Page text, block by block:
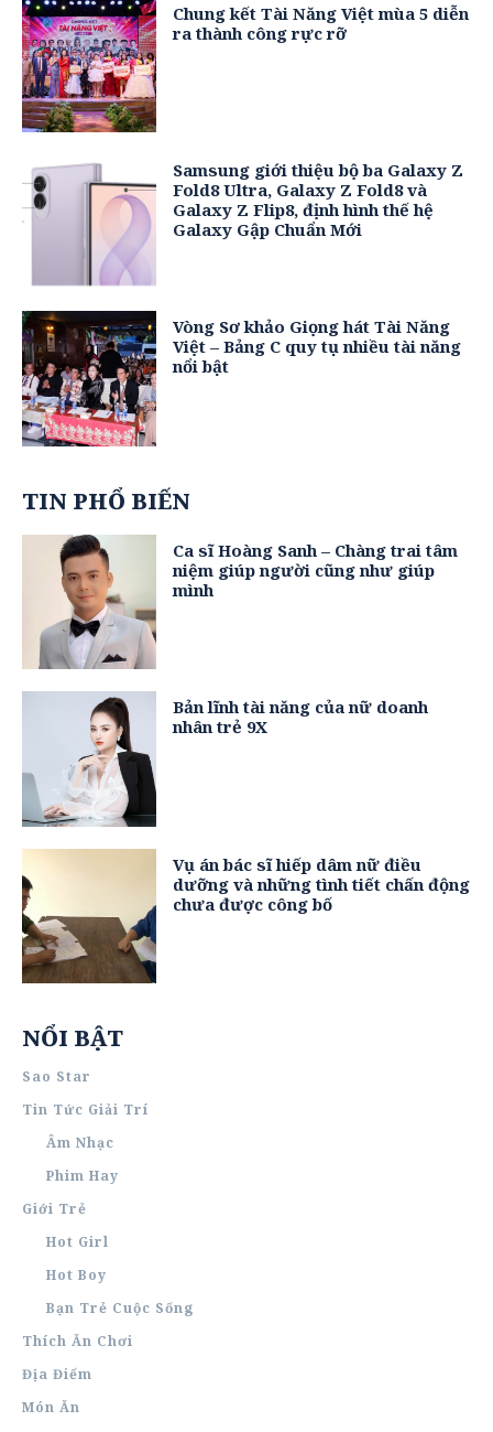
Chung kết Tài Năng Việt mùa 5 diễn
ra thành công rực rỡ
Samsung giới thiệu bộ ba Galaxy Z
Fold8 Ultra, Galaxy Z Fold8 và
Galaxy Z Flip8, định hình thế hệ
Galaxy Gập Chuẩn Mới
Vòng Sơ khảo Giọng hát Tài Năng
Việt – Bảng C quy tụ nhiều tài năng
nổi bật
TIN PHỔ BIẾN
Ca sĩ Hoàng Sanh – Chàng trai tâm
niệm giúp người cũng như giúp
mình
Bản lĩnh tài năng của nữ doanh
nhân trẻ 9X
Vụ án bác sĩ hiếp dâm nữ điều
dưỡng và những tình tiết chấn động
chưa được công bố
NỔI BẬT
Sao Star
Tin Tức Giải Trí
Âm Nhạc
Phim Hay
Giới Trẻ
Hot Girl
Hot Boy
Bạn Trẻ Cuộc Sống
Thích Ăn Chơi
Địa Điểm
Món Ăn